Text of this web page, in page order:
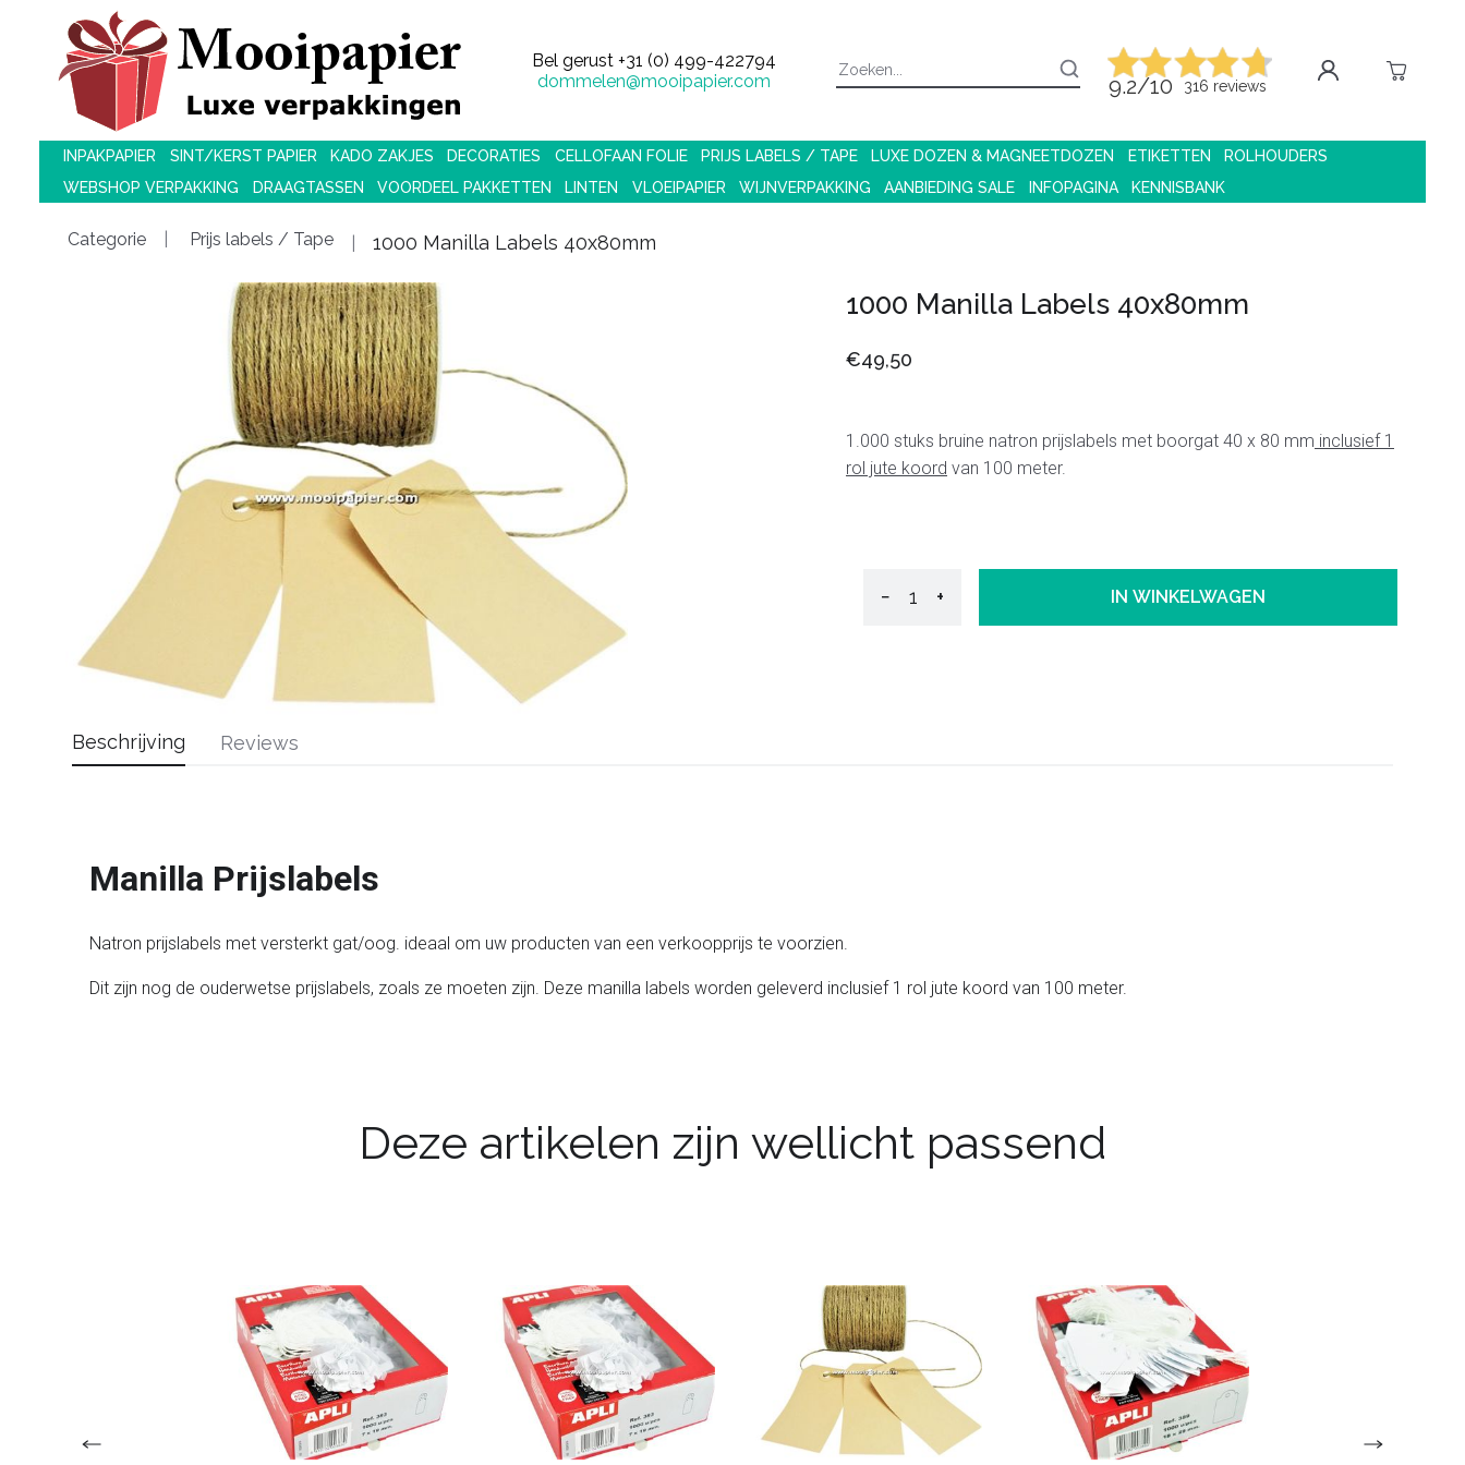
Bel gerust +31 (0) 499-422794
dommelen@mooipapier.com
9.2/10 316 reviews
INPAKPAPIER SINT/KERST PAPIER KADO ZAKJES DECORATIES CELLOFAAN FOLIE PRIJS LABELS / TAPE LUXE DOZEN & MAGNEETDOZEN ETIKETTEN
ROLHOUDERS
WEBSHOP VERPAKKING
DRAAGTASSEN VOORDEEL PAKKETTEN LINTEN VLOEIPAPIER WIJNVERPAKKING AANBIEDING SALE INFOPAGINA KENNISBANK
Categorie Prijs labels / Tape 1000 Manilla Labels 40x80mm
1000 Manilla Labels 40x80mm
€49,50
1.000 stuks bruine natron prijslabels met boorgat 40 x 80 mm inclusief 1
rol jute koord van 100 meter.
− + IN WINKELWAGEN
Beschrijving
Manilla Prijslabels
Natron prijslabels met versterkt gat/oog. ideaal om uw producten van een verkoopprijs te voorzien.
Dit zijn nog de ouderwetse prijslabels, zoals ze moeten zijn. Deze manilla labels worden geleverd inclusief 1 rol jute koord van 100 meter.
Reviews
Deze artikelen zijn wellicht passend